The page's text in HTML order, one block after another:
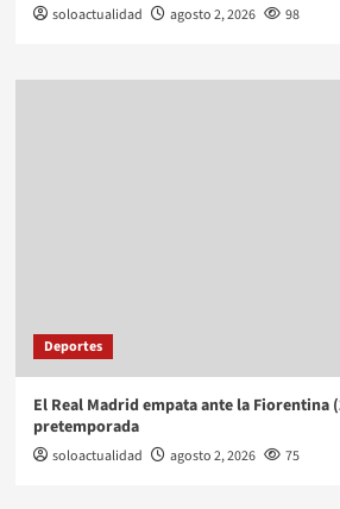
soloactualidad agosto 2, 2026 98
Deportes
El Real Madrid empata ante la Fiorentina
pretemporada
soloactualidad agosto 2, 2026 75